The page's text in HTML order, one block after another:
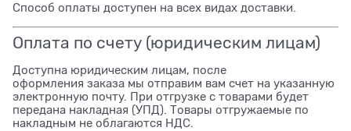
Способ оплаты доступен на всех видах доставки.
Оплата по счету (юридическим лицам)
Доступна юридическим лицам, после
оформления заказа мы отправим вам счет на указанную
электронную почту. При отгрузке с товарами будет
передана накладная (УПД). Товары отгружаемые по
накладным не облагаются НДС.